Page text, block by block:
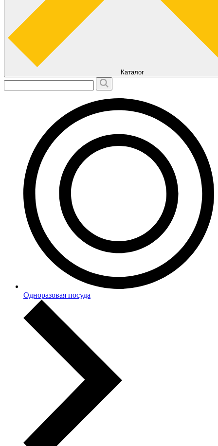
Каталог
Одноразовая посуда